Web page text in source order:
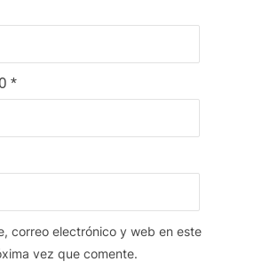
*
correo electrónico y web en este
vez que comente.